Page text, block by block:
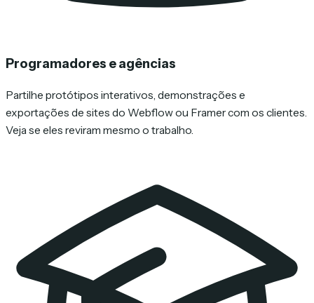
Programadores e agências
Partilhe protótipos interativos, demonstrações e
exportações de sites do Webflow ou Framer com os clientes.
Veja se eles reviram mesmo o trabalho.